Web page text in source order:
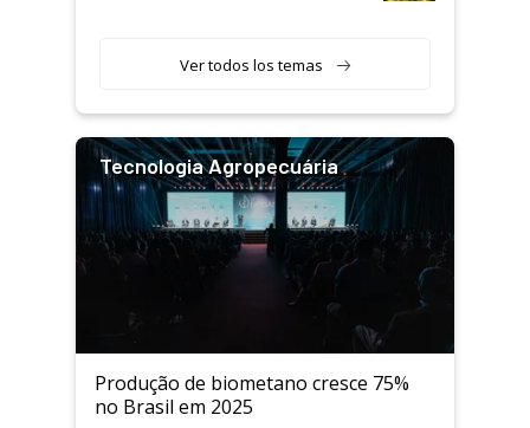
Ver todos los temas
Tecnologia Agropecuária
Produção de biometano cresce 75%
no Brasil em 2025